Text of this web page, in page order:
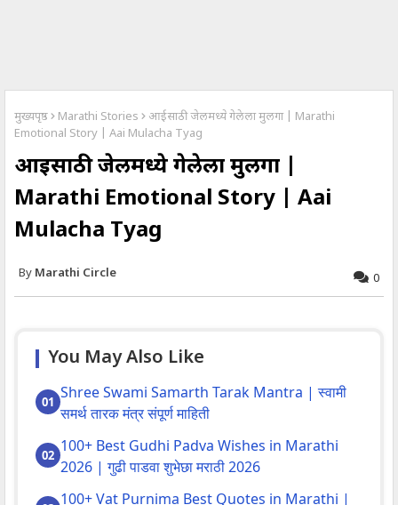
मुख्यपृष्ठ Marathi Stories
आईसाठी जेलमध्ये गेलेला मुलगा | Marathi
Emotional Story | Aai Mulacha Tyag
आईसाठी जेलमध्ये गेलेला मुलगा |
Marathi Emotional Story | Aai
Mulacha Tyag
Marathi Circle 0
You May Also Like
Shree Swami Samarth Tarak Mantra | स्वामी
समर्थ तारक मंत्र संपूर्ण माहिती
100+ Best Gudhi Padva Wishes in Marathi
2026 | गुढी पाडवा शुभेछा मराठी 2026
100+ Vat Purnima Best Quotes in Marathi |